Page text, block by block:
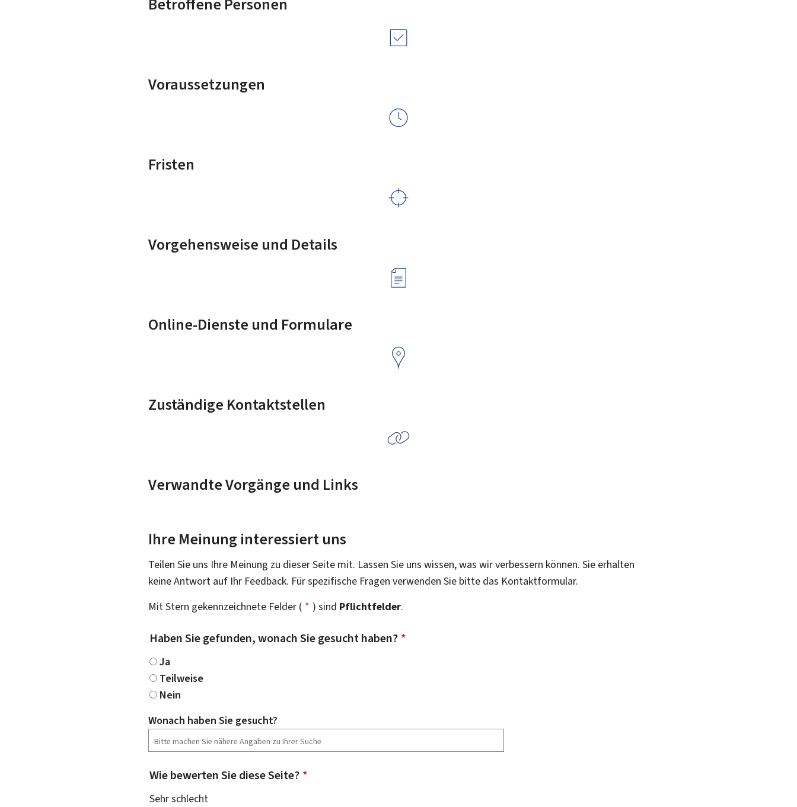
Betroffene Personen
Voraussetzungen
Fristen
Vorgehensweise und Details
Online-Dienste und Formulare
Zuständige Kontaktstellen
Verwandte Vorgänge und Links
Ihre Meinung interessiert uns
Teilen Sie uns Ihre Meinung zu dieser Seite mit. Lassen Sie uns wissen, was wir verbessern können. Sie erhalten
keine Antwort auf Ihr Feedback. Für spezifische Fragen verwenden Sie bitte das Kontaktformular.
Mit Stern gekennzeichnete Felder ( * ) sind Pflichtfelder.
Haben Sie gefunden, wonach Sie gesucht haben? *
Ja
Teilweise
Nein
Wonach haben Sie gesucht?
Wie bewerten Sie diese Seite? *
Sehr schlecht